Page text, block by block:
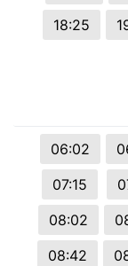
18:25
06:02
07:15
08:02
08:42